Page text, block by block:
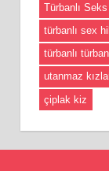
Türbanlı
türbanlı sex
türbanlı
utanmaz
çiplak kiz